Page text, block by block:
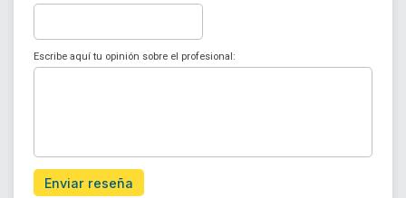
Escribe aquí tu opinión sobre el profesional:
Enviar reseña